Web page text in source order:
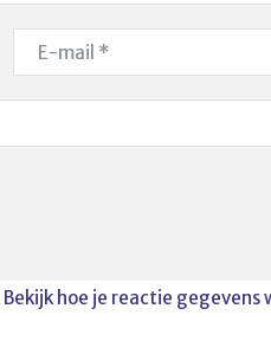
Bekijk hoe je reactie gegevens